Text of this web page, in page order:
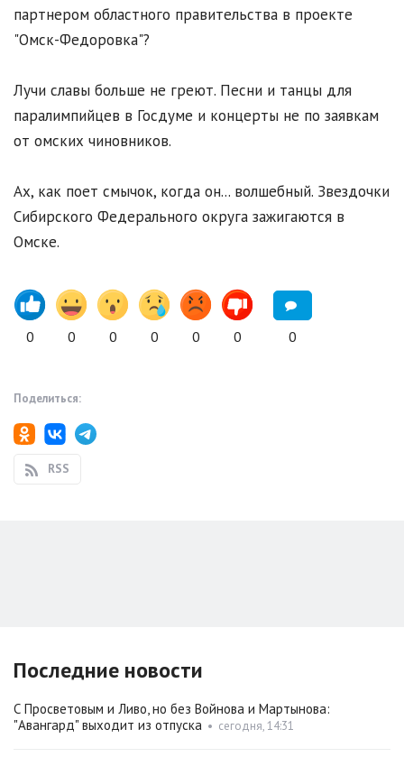
партнером областного правительства в проекте
"Омск-Федоровка"?
Лучи славы больше не греют. Песни и танцы для
паралимпийцев в Госдуме и концерты не по заявкам
от омских чиновников.
Ах, как поет смычок, когда он... волшебный. Звездочки
Сибирского Федерального округа зажигаются в
Омске.
0 0 0 0 0 0 0
Поделиться:
RSS
Последние новости
С Просветовым и Ливо, но без Войнова и Мартынова:
"Авангард" выходит из отпуска • сегодня, 14:31